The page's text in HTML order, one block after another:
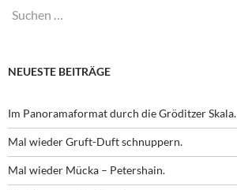
Suchen
NEUESTE BEITRÄGE
Im Panoramaformat durch die Gröditzer Skala.
Mal wieder Gruft-Duft schnuppern.
Mal wieder Mücka – Petershain.